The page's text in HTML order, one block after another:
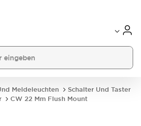
Meldeleuchten
Schalter Und Taster
CW 22 Mm Flush Mount